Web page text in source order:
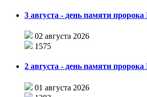
3 августа - день памяти пророка
02 августа 2026
1575
2 августа - день памяти
01 августа 2026